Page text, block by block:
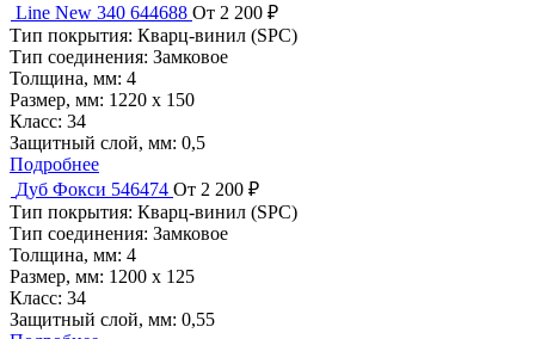
Line New 340 644688 От 2 200 ₽
Тип покрытия: Кварц-винил (SPC)
Тип соединения: Замковое
Толщина, мм: 4
Размер, мм: 1220 х 150
Класс: 34
Защитный слой, мм: 0,5
Подробнее
Дуб Фокси 546474 От 2 200 ₽
Тип покрытия: Кварц-винил (SPC)
Тип соединения: Замковое
Толщина, мм: 4
Размер, мм: 1200 х 125
Класс: 34
Защитный слой, мм: 0,55